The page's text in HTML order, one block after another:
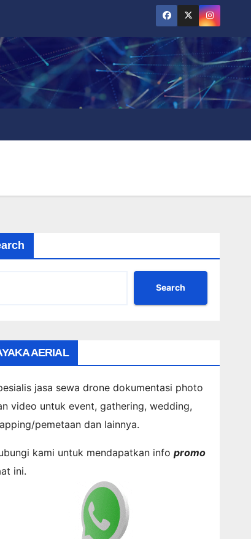
Search
AERIAL
jasa sewa drone dokumentasi photo
video untuk event, gathering, wedding,
pemetaan dan lainnya.
kami untuk mendapatkan infopromo
ini.